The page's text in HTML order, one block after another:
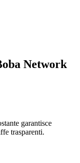
Network
garantisce
trasparenti.